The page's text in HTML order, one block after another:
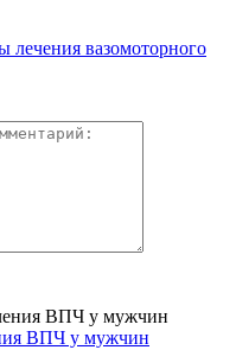
вазомоторного
ВПЧ у мужчин